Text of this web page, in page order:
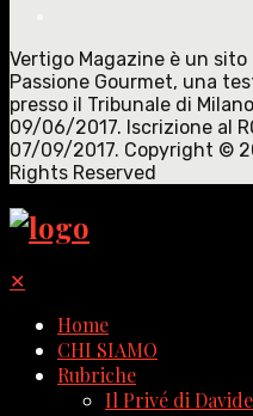
Vertigo Magazine è un
Passione Gourmet, una
presso il Tribunale di
09/06/2017. Iscrizione al
07/09/2017. Copyright ©
Rights Reserved
✕
Home
CHI SIAMO
Rubriche
Il Privé di